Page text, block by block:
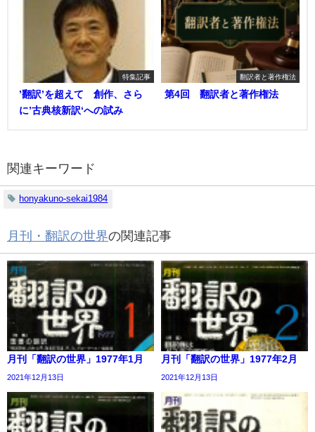
特集記事
’翻訳’を超えて 創作、さら
に’古典核新訳‘への試み
翻訳者と著作権法
第4回 翻訳者と著作権法
関連キーワード
honyakuno-sekai1984
月刊・翻訳の世界の関連記事
月刊「翻訳の世界」1977年1月
2021年12月13日
月刊「翻訳の世界」1977年2月
2021年12月13日